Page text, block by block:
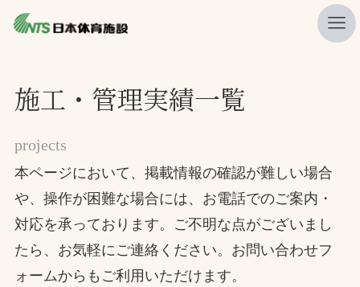
ニュース
プレスリリース
レポート
製品・サービス一覧
施工・管理実績一覧
会社概要
施工・管理実績一覧
projects
本ページにおいて、掲載情報の確認が難しい場合
や、操作が困難な場合には、お電話でのご案内・
対応を承っております。ご不明な点がございまし
たら、お気軽にご連絡ください。お問い合わせフ
ォームからもご利用いただけます。